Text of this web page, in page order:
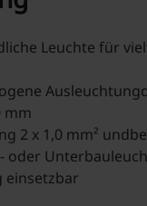
Leuchte für
mm
2 x 1,0 mm²
oder
einsetzbar